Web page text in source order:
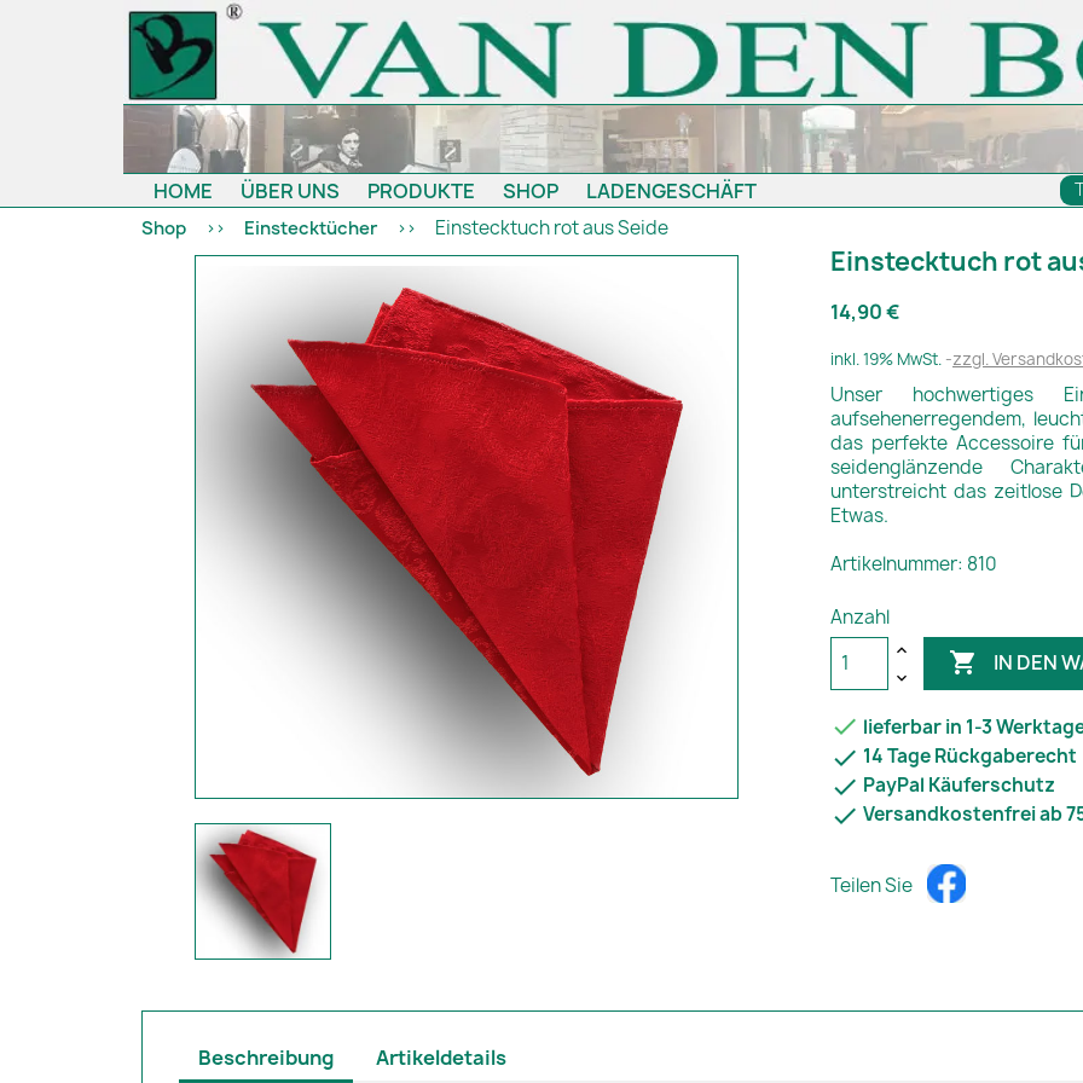
HOME
ÜBER UNS PRODUKTE SHOP LADENGESCHÄFT
Shop
Einstecktücher Einstecktuch rot aus Seide
Einstecktuch rot
14,90 €
inkl. 19% MwSt. zzgl.
Unser hochwertiges
aufsehenerregendem,
das perfekte Accessoire
seidenglänzende
unterstreicht das zeitlose
Etwas.
Artikelnummer: 810
Anzahl
 IN DEN
 lieferbar in 1-3
 14 Tage Rückgaberecht
 PayPal Käuferschutz
 Versandkostenfrei ab
Teilen Sie
Beschreibung Artikeldetails